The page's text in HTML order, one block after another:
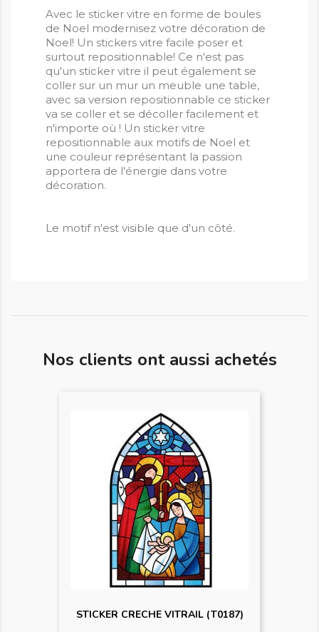
Avec le sticker vitre en forme de boules
de Noel modernisez votre décoration de
Noel! Un stickers vitre facile poser et
surtout repositionnable! Ce n'est pas
qu'un sticker vitre il peut également se
coller sur un mur un meuble une table,
avec sa version repositionnable ce sticker
va se coller et se décoller facilement et
n'importe où ! Un sticker vitre
repositionnable aux motifs de Noel et
une couleur représentant la passion
apportera de l'énergie dans votre
décoration.
Le motif n'est visible que d'un côté.
Nos clients ont aussi achetés
STICKER CRECHE VITRAIL (T0187)